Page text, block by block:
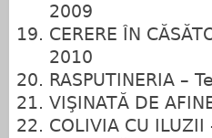
2009
CERERE ÎN
2010
RASPUTINERIA –
VIŞINATĂ DE
COLIVIA CU